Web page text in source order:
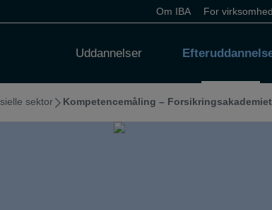
Om IBA For
Uddannelser
sektor Kompetencemåling –